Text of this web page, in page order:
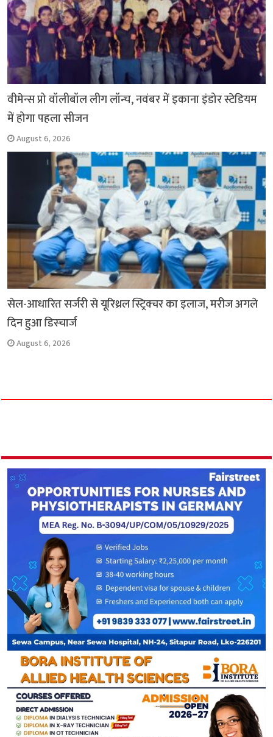
वीमेन्स प्रो वॉलीबॉल लीग लॉन्च, नवंबर में इकाना इंडोर स्टेडियम
में होगा पहला सीजन
August 6, 2026
सेल-आधारित सर्जरी से यूरिथ्रल स्ट्रिक्चर का इलाज, मरीज अगले
दिन हुआ डिस्चार्ज
August 6, 2026